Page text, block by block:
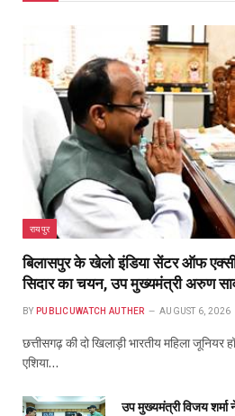
रायपुर
बिलासपुर के खेलो इंडिया सेंटर ऑफ
सिदार का चयन, उप मुख्यमंत्री अरुण
BY PUBLICUWATCH AUTHER AUGUST 6, 2026
छत्तीसगढ़ की दो खिलाड़ी भारतीय महिला जूनियर
एशिया…
उप मुख्यमंत्री विजय